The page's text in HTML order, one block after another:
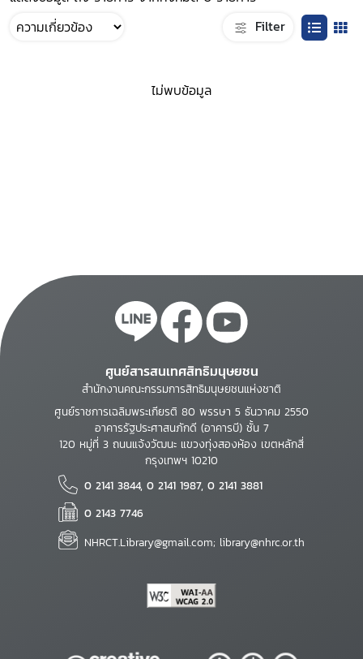
Filter
ไม่พบข้อมูล
ศูนย์สารสนเทศสิทธิมนุษยชน
สำนักงานคณะกรรมการสิทธิมนุษยชนแห่งชาติ
ศูนย์ราชการเฉลิมพระเกียรติ 80 พรรษา 5 ธันวาคม 2550
อาคารรัฐประศาสนภักดี (อาคารบี) ชั้น 7
120 หมู่ที่ 3 ถนนแจ้งวัฒนะ แขวงทุ่งสองห้อง เขตหลักสี่
กรุงเทพฯ 10210
0 2141 3844, 0 2141 1987, 0 2141 3881
0 2143 7746
NHRCT.Library@gmail.com; library@nhrc.or.th